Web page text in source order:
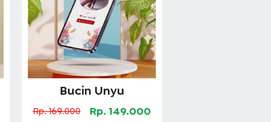
Bucin Unyu
Rp. 169.000 Rp. 149.000